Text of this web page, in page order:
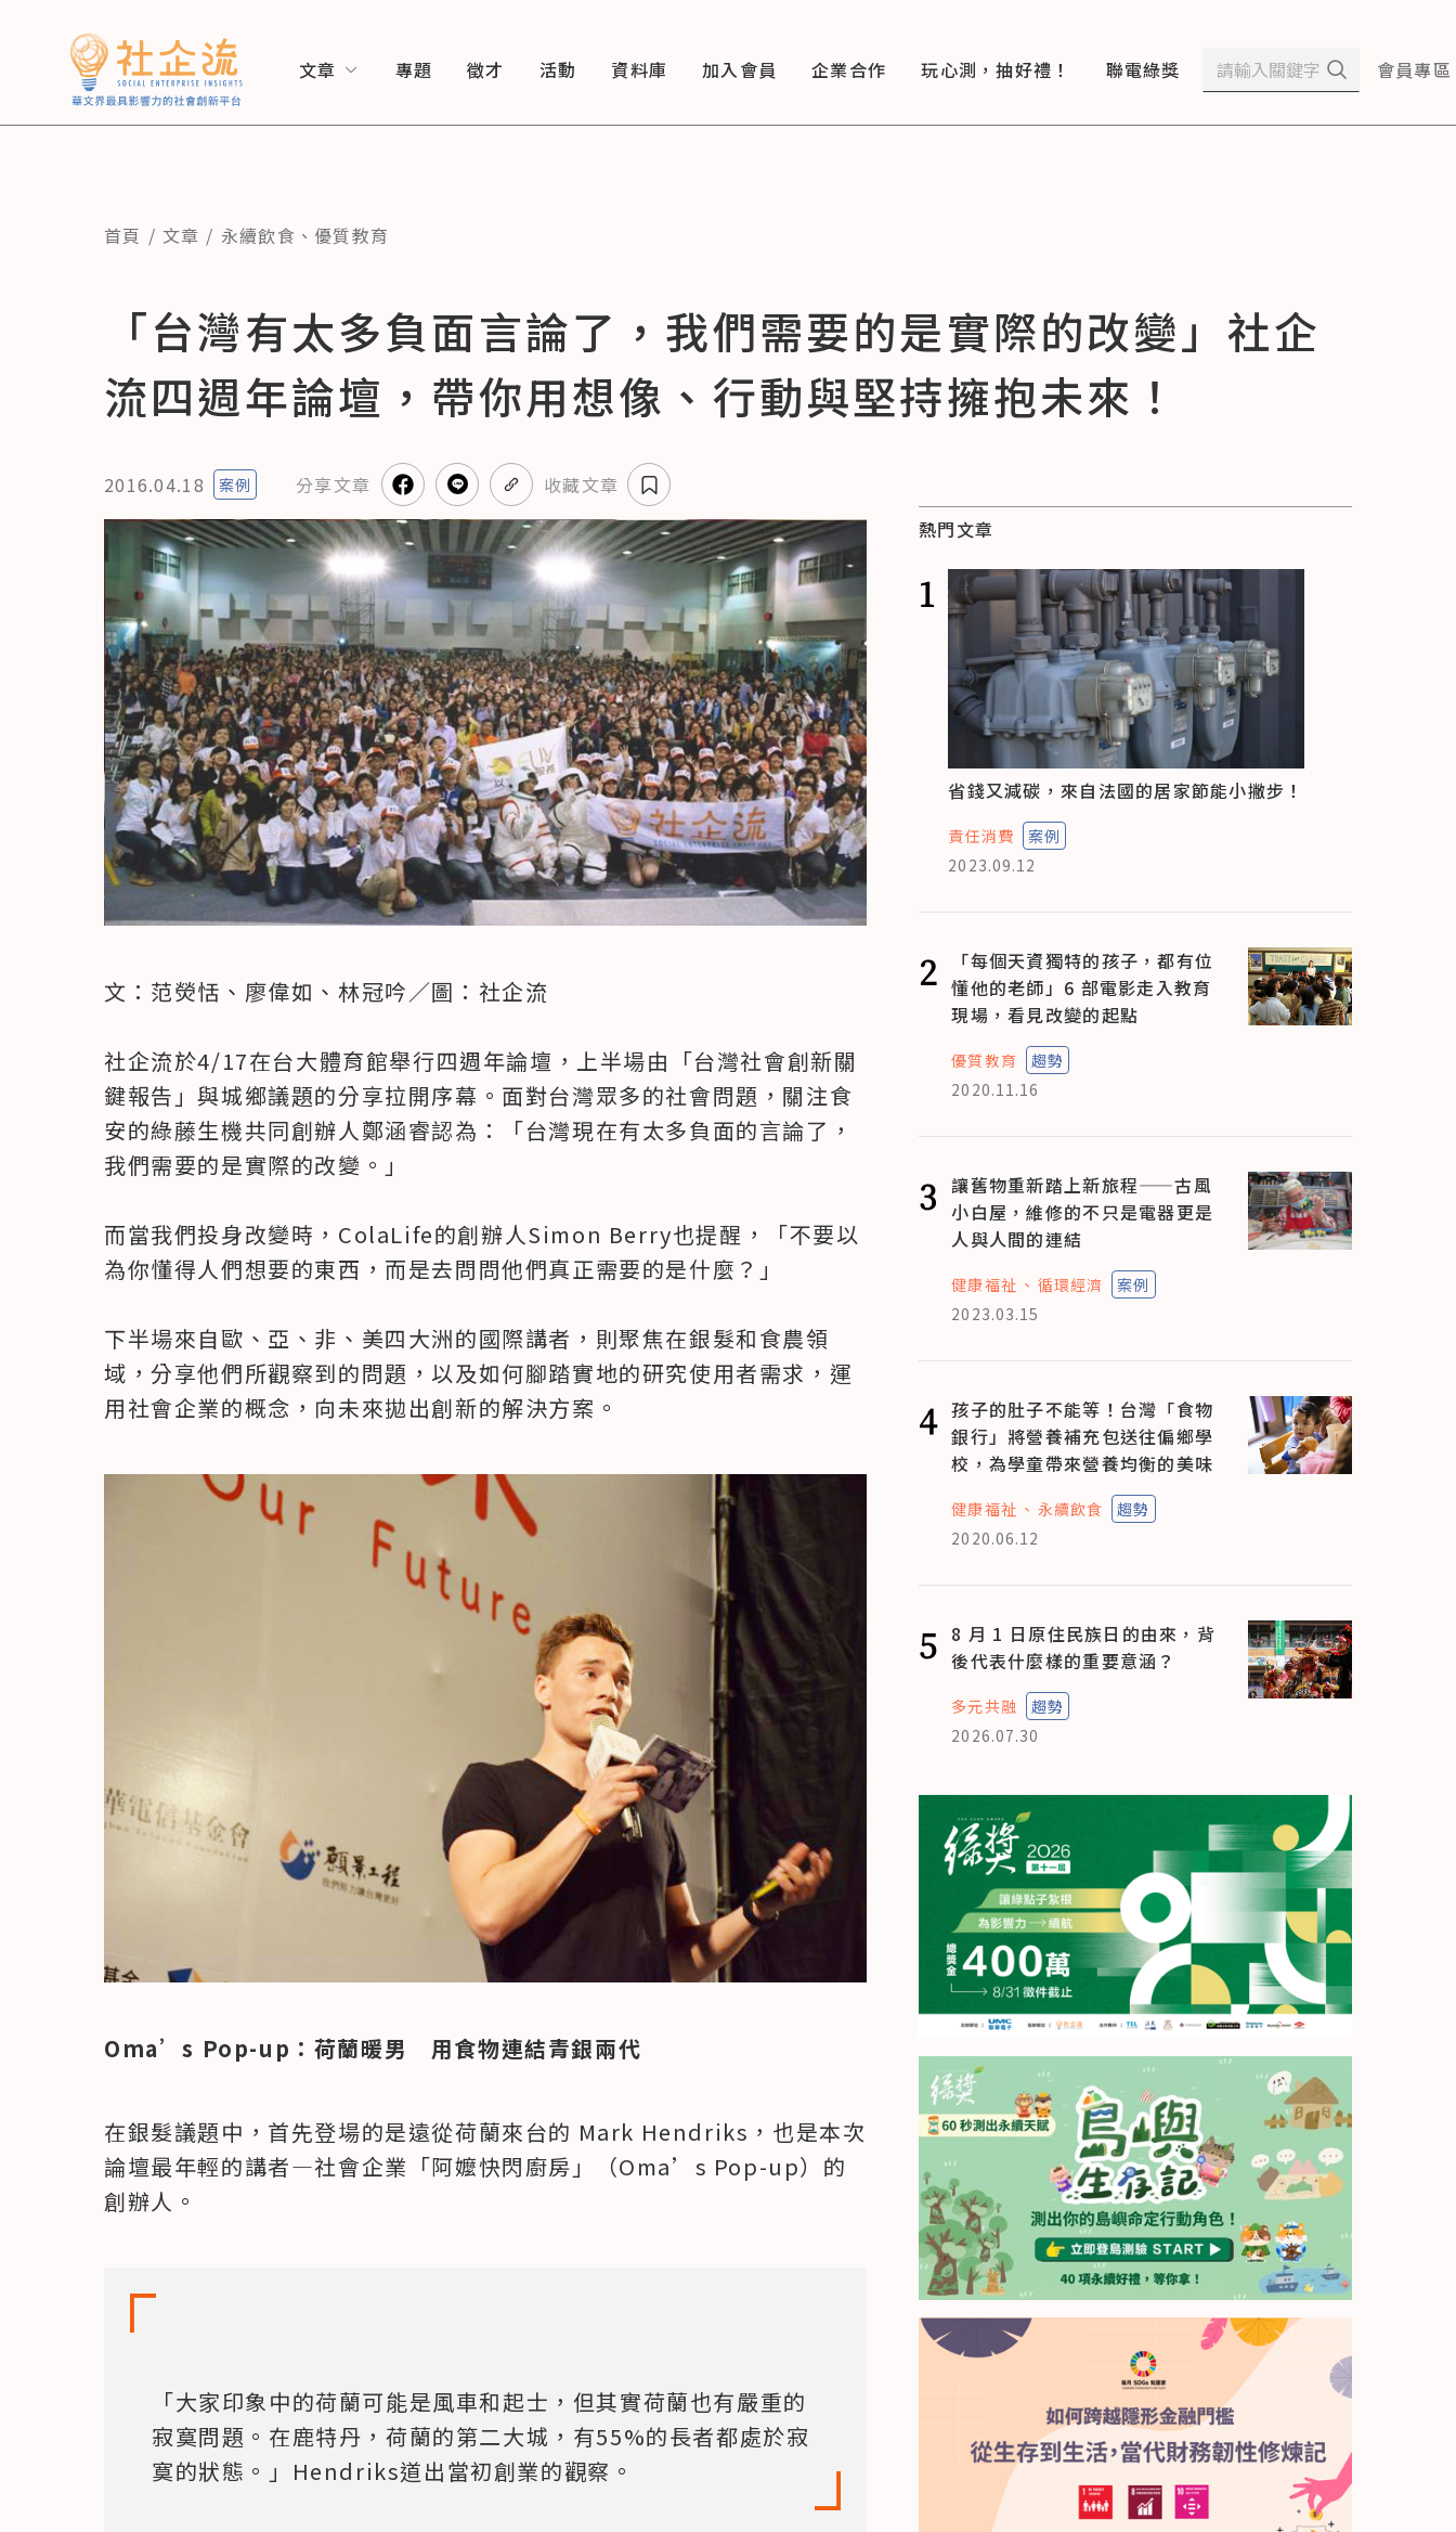
文章 專題 徵才 活動 資料庫 加入會員 企業合作 玩心測，抽好禮！ 聯電綠獎 會員專區
首頁 文章 永續飲食 、 優質教育
「台灣有太多負面言論了，我們需要的是實際的改變」社企
流四週年論壇，帶你用想像、行動與堅持擁抱未來！
2016.04.18 案例 分享文章 收藏文章
文：范熒恬、廖偉如、林冠吟／圖：社企流
社企流於4/17在台大體育館舉行四週年論壇，上半場由「台灣社會創新關
鍵報告」與城鄉議題的分享拉開序幕。面對台灣眾多的社會問題，關注食
安的綠藤生機共同創辦人鄭涵睿認為：「台灣現在有太多負面的言論了，
我們需要的是實際的改變。」
而當我們投身改變時，ColaLife的創辦人Simon Berry也提醒，「不要以
為你懂得人們想要的東西，而是去問問他們真正需要的是什麼？」
下半場來自歐、亞、非、美四大洲的國際講者，則聚焦在銀髮和食農領
域，分享他們所觀察到的問題，以及如何腳踏實地的研究使用者需求，運
用社會企業的概念，向未來拋出創新的解決方案。
Oma’s Pop-up：荷蘭暖男　用食物連結青銀兩代
在銀髮議題中，首先登場的是遠從荷蘭來台的 Mark Hendriks，也是本次
論壇最年輕的講者—社會企業「阿嬤快閃廚房」（Oma’s Pop-up）的
創辦人。
「大家印象中的荷蘭可能是風車和起士，但其實荷蘭也有嚴重的
寂寞問題。在鹿特丹，荷蘭的第二大城，有55%的長者都處於寂
寞的狀態。」Hendriks道出當初創業的觀察。
熱門文章
1
省錢又減碳，來自法國的居家節能小撇步！
責任消費
案例
2023.09.12
2
「每個天資獨特的孩子，都有位
懂他的老師」6 部電影走入教育
現場，看見改變的起點
優質教育
趨勢
2020.11.16
3
讓舊物重新踏上新旅程——古風
小白屋，維修的不只是電器更是
人與人間的連結
健康福祉 循環經濟
案例
2023.03.15
4 孩子的肚子不能等！台灣「食物
銀行」將營養補充包送往偏鄉學
校，為學童帶來營養均衡的美味
健康福祉 永續飲食
趨勢
2020.06.12
5 8 月 1 日原住民族日的由來，背
後代表什麼樣的重要意涵？
多元共融
趨勢
2026.07.30